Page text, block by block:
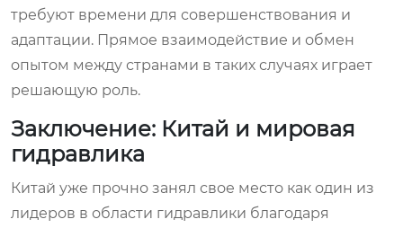
требуют времени для совершенствования и
адаптации. Прямое взаимодействие и обмен
опытом между странами в таких случаях играет
решающую роль.
Заключение: Китай и мировая
гидравлика
Китай уже прочно занял свое место как один из
лидеров в области гидравлики благодаря